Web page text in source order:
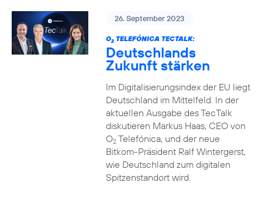
26. September 2023
O2TELEFÓNICA TECTALK:
Deutschlands
Zukunft stärken
Im Digitalisierungsindex der EU liegt
Deutschland im Mittelfeld. In der
aktuellen Ausgabe des TecTalk
diskutieren Markus Haas, CEO von
O2Telefónica, und der neue
Bitkom-Präsident Ralf Wintergerst,
wie Deutschland zum digitalen
Spitzenstandort wird.